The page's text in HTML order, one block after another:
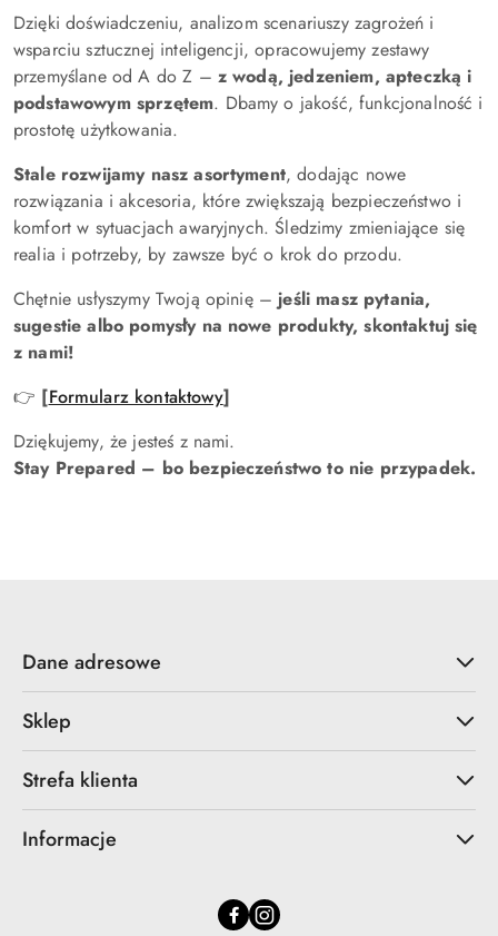
Dzięki doświadczeniu, analizom scenariuszy zagrożeń i
wsparciu sztucznej inteligencji, opracowujemy zestawy
przemyślane od A do Z – z wodą, jedzeniem, apteczką i
podstawowym sprzętem. Dbamy o jakość, funkcjonalność i
prostotę użytkowania.
Stale rozwijamy nasz asortyment, dodając nowe
rozwiązania i akcesoria, które zwiększają bezpieczeństwo i
komfort w sytuacjach awaryjnych. Śledzimy zmieniające się
realia i potrzeby, by zawsze być o krok do przodu.
Chętnie usłyszymy Twoją opinię –jeśli masz pytania,
sugestie albo pomysły na nowe produkty, skontaktuj się
z nami!
👉 [Formularz kontaktowy]
Dziękujemy, że jesteś z nami.
Stay Prepared – bo bezpieczeństwo to nie przypadek.
Dane adresowe
Sklep
Strefa klienta
Informacje